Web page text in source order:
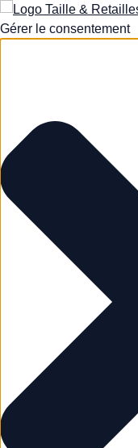
Gérer le consentement